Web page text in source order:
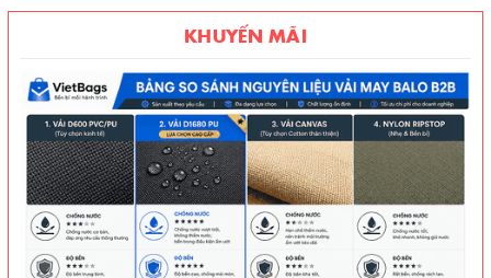
KHUYẾN MÃI